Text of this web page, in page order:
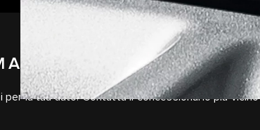
INVERNALI
la tua auto. Contatta il concessionario più vicino